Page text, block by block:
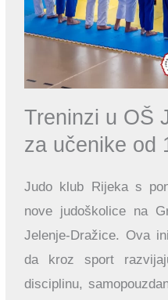
Treninzi u OŠ
za učenike od
Judo klub Rijeka s
nove judoškolice na
Jelenje-Dražice. Ova
da kroz sport
disciplinu,